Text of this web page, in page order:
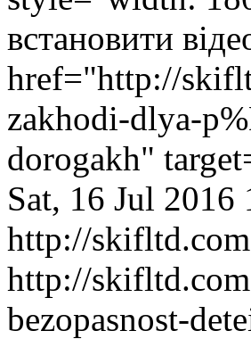
встановити
href="http://
zakhodi-dlya-
dorogakh"
Sat, 16 Jul
http://
http://
bezopasnost-